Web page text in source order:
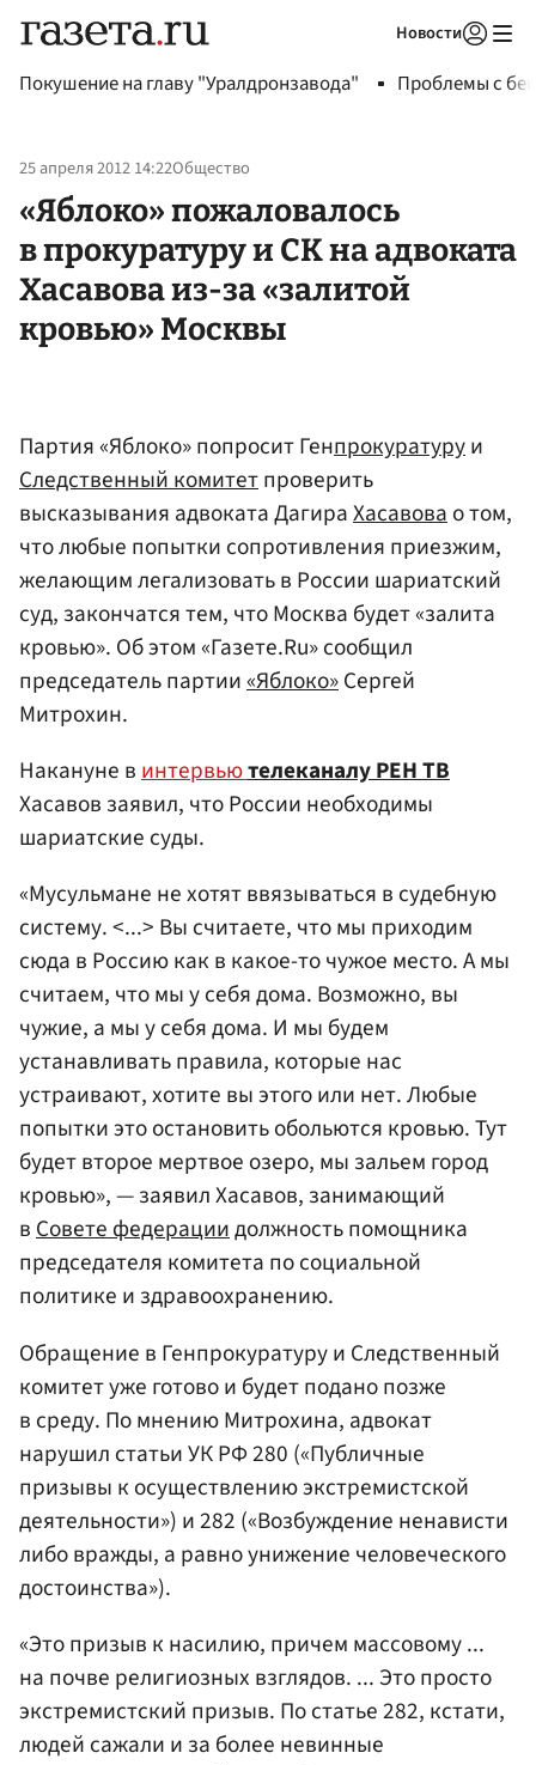
Новости
Покушение на главу "Уралдронзавода" Проблемы с
25 апреля 2012 14:22Общество
«Яблоко» пожаловалось
в прокуратуру и СК на адвоката
Хасавова из-за «залитой
кровью» Москвы
Партия «Яблоко» попросит Генпрокуратуруи
Следственный комитетпроверить
высказывания адвоката ДагираХасавовао том,
что любые попытки сопротивления приезжим,
желающим легализовать в России шариатский
суд, закончатся тем, что Москва будет «залита
кровью». Об этом «Газете.Ru» сообщил
председатель партии«Яблоко»Сергей
Митрохин.
Накануне винтервьютелеканалу РЕН ТВ
Хасавов заявил, что России необходимы
шариатские суды.
«Мусульмане не хотят ввязываться в судебную
систему. <...> Вы считаете, что мы приходим
сюда в Россию как в какое-то чужое место. А мы
считаем, что мы у себя дома. Возможно, вы
чужие, а мы у себя дома. И мы будем
устанавливать правила, которые нас
устраивают, хотите вы этого или нет. Любые
попытки это остановить обольются кровью. Тут
будет второе мертвое озеро, мы зальем город
кровью», — заявил Хасавов, занимающий
вСовете федерациидолжность помощника
председателя комитета по социальной
политике и здравоохранению.
Обращение в Генпрокуратуру и Следственный
комитет уже готово и будет подано позже
в среду. По мнению Митрохина, адвокат
нарушил статьи УК РФ 280 («Публичные
призывы к осуществлению экстремистской
деятельности») и 282 («Возбуждение ненависти
либо вражды, а равно унижение человеческого
достоинства»).
«Это призыв к насилию, причем массовому ...
на почве религиозных взглядов. ... Это просто
экстремистский призыв. По статье 282, кстати,
людей сажали и за более невинные